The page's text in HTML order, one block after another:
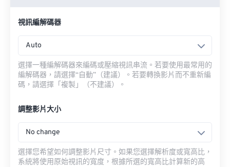
視訊編解碼器
Auto
選擇一種編解碼器來編碼或壓縮視訊串流。若要使用最常用的
編解碼器，請選擇“自動”（建議）。若要轉換影片而不重新編
碼，請選擇「複製」（不建議）。
調整影片大小
No change
選擇您希望如何調整影片尺寸。如果您選擇解析度或寬高比，
系統將使用原始視訊的寬度，根據所選的寬高比計算新的高